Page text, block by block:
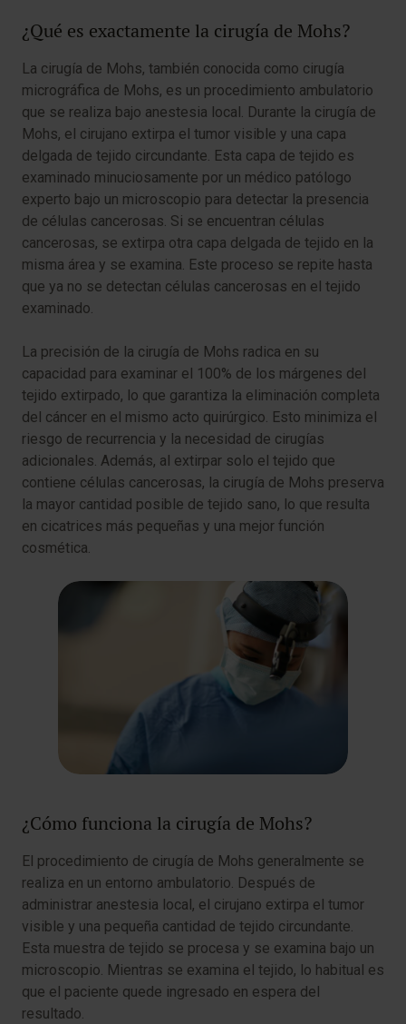
¿Qué es exactamente la cirugía de Mohs?
La cirugía de Mohs, también conocida como cirugía
micrográfica de Mohs, es un procedimiento ambulatorio
que se realiza bajo anestesia local. Durante la cirugía de
Mohs, el cirujano extirpa el tumor visible y una capa
delgada de tejido circundante. Esta capa de tejido es
examinado minuciosamente por un médico patólogo
experto bajo un microscopio para detectar la presencia
de células cancerosas. Si se encuentran células
cancerosas, se extirpa otra capa delgada de tejido en la
misma área y se examina. Este proceso se repite hasta
que ya no se detectan células cancerosas en el tejido
examinado.
La precisión de la cirugía de Mohs radica en su
capacidad para examinar el 100% de los márgenes del
tejido extirpado, lo que garantiza la eliminación completa
del cáncer en el mismo acto quirúrgico. Esto minimiza el
riesgo de recurrencia y la necesidad de cirugías
adicionales. Además, al extirpar solo el tejido que
contiene células cancerosas, la cirugía de Mohs preserva
la mayor cantidad posible de tejido sano, lo que resulta
en cicatrices más pequeñas y una mejor función
cosmética.
¿Cómo funciona la cirugía de Mohs?
El procedimiento de cirugía de Mohs generalmente se
realiza en un entorno ambulatorio. Después de
administrar anestesia local, el cirujano extirpa el tumor
visible y una pequeña cantidad de tejido circundante.
Esta muestra de tejido se procesa y se examina bajo un
microscopio. Mientras se examina el tejido, lo habitual es
que el paciente quede ingresado en espera del
resultado.